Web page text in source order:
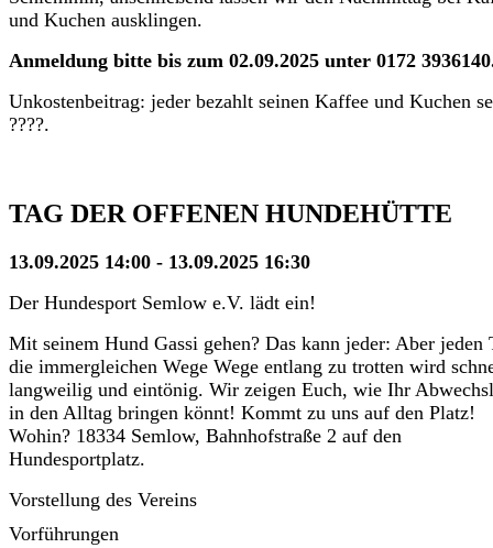
und Kuchen ausklingen.
Anmeldung bitte bis zum 02.09.2025 unter 0172
Unkostenbeitrag: jeder bezahlt seinen Kaffee und Kuchen
????.
TAG DER OFFENEN HUNDEHÜTTE
13.09.2025 14:00 - 13.09.2025 16:30
Der Hundesport Semlow e.V. lädt ein!
Mit seinem Hund Gassi gehen? Das kann jeder: Aber jeden
die immergleichen Wege Wege entlang zu trotten wird
langweilig und eintönig. Wir zeigen Euch, wie Ihr
in den Alltag bringen könnt! Kommt zu uns auf den Platz!
Wohin? 18334 Semlow, Bahnhofstraße 2 auf den
Hundesportplatz.
Vorstellung des Vereins
Vorführungen